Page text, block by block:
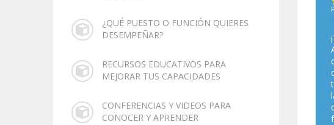
¿QUÉ PUESTO O FUNCIÓN QUIERES
DESEMPEÑAR?
RECURSOS EDUCATIVOS PARA
MEJORAR TUS CAPACIDADES
CONFERENCIAS Y VIDEOS PARA
CONOCER Y APRENDER